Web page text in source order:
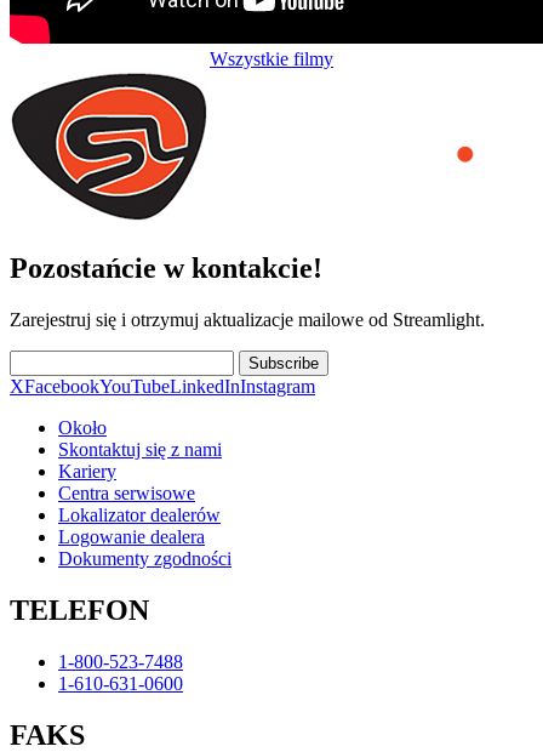
Wszystkie filmy
Pozostańcie w kontakcie!
Zarejestruj się i otrzymuj aktualizacje mailowe od Streamlight.
Subscribe
XFacebookYouTubeLinkedInInstagram
Około
Skontaktuj się z nami
Kariery
Centra serwisowe
Lokalizator dealerów
Logowanie dealera
Dokumenty zgodności
TELEFON
1-800-523-7488
1-610-631-0600
FAKS